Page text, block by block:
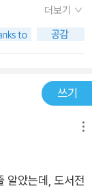
에, -는 통에, -
히 보니 모국어
럽게 사용해왔
서 14가지나 되
말 미칠 것 같
스럽게 사용한다
어에는 왜 이
. 한국 사람들
했던 것 같다고 가
급을 맡게 된 미주
카를 만나게 됩
이지만, 강의평
받기도 하는 등 인
날.그녀에게 하나
대체 그녀에겐
기였습니다.2
짐시으로 기도
불안정한 계약
더보기
쓰기
알았는데, 도서전